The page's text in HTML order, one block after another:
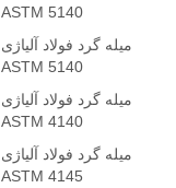
ASTM 5140
میله گرد فولاد آلیاژی
ASTM 5140
میله گرد فولاد آلیاژی
ASTM 4140
میله گرد فولاد آلیاژی
ASTM 4145